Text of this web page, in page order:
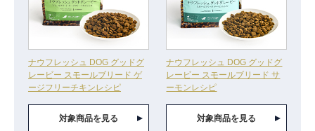
ナウフレッシュ DOG グッドグ
レービー スモールブリード ゲ
ージフリーチキンレシピ
対象商品を見る
ナウフレッシュ DOG グッドグ
レービー スモールブリード サ
ーモンレシピ
対象商品を見る